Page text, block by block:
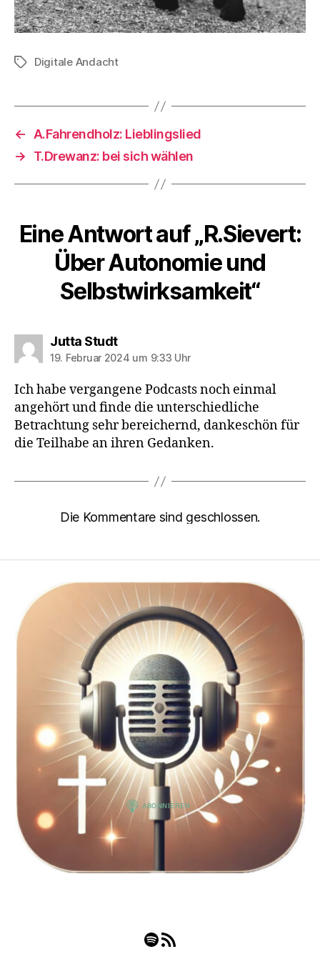
Schlagwörter
Digitale Andacht
← A.Fahrendholz: Lieblingslied
→
T.Drewanz: bei sich wählen
Eine Antwort auf „R.Sievert:
Über Autonomie und
Selbstwirksamkeit“
Jutta Studtsagt:
19. Februar 2024 um 9:33 Uhr
Ich habe vergangene Podcasts noch einmal
angehört und finde die unterschiedliche
Betrachtung sehr bereichernd, dankeschön für
die Teilhabe an ihren Gedanken.
Die Kommentare sind geschlossen.
Spotify
RSS-Feed